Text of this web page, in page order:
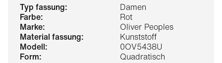
typ fassung:
Damen
farbe:
Rot
marke:
Oliver Peoples
material fassung:
Kunststoff
modell:
0OV5438U
form:
Quadratisch